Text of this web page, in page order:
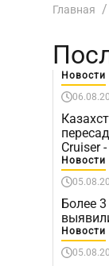
Главная
Новости
Cruiser
Новости
Более
Новости